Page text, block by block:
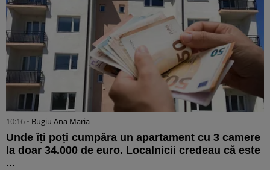
10:16 • Bugiu ⁠Ana Maria
Unde îți poți cumpăra un apartament cu 3 camere
la doar 34.000 de euro. Localnicii credeau că este
...